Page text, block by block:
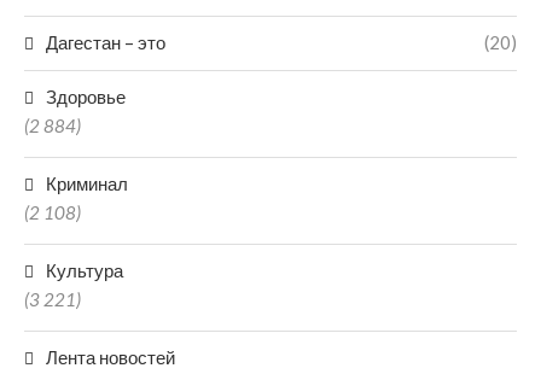
Дагестан – это (20)
Здоровье
(2 884)
Криминал
(2 108)
Культура
(3 221)
Лента новостей